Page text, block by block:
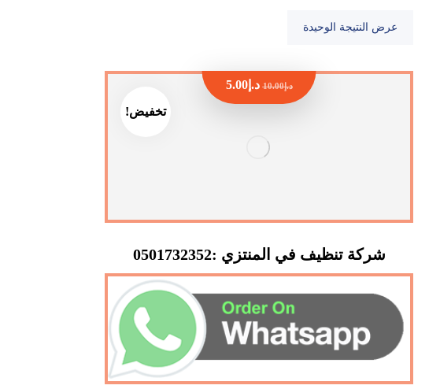
عرض النتيجة الوحيدة
تخفيض!
شركة تنظيف في المنتزي :0501732352
د.إ10.00 د.إ5.00